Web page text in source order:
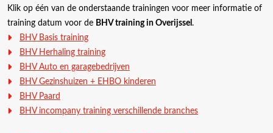
Klik op één van de onderstaande trainingen voor meer informatie of
training datum voor de BHV training in Overijssel .
BHV Basis training
BHV Herhaling training
BHV Auto en garagebedrijven
BHV Gezinshuizen + EHBO kinderen
BHV Paard
BHV incompany training verschillende branches